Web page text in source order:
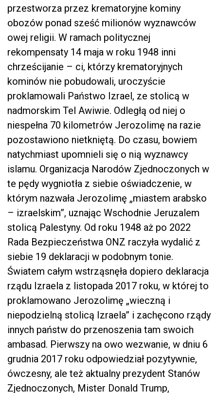
przestworza przez krematoryjne kominy
obozów ponad sześć milionów wyznawców
owej religii. W ramach politycznej
rekompensaty 14 maja w roku 1948 inni
chrześcijanie – ci, którzy krematoryjnych
kominów nie pobudowali, uroczyście
proklamowali Państwo Izrael, ze stolicą w
nadmorskim Tel Awiwie. Odległą od niej o
niespełna 70 kilometrów Jerozolimę na razie
pozostawiono nietkniętą. Do czasu, bowiem
natychmiast upomnieli się o nią wyznawcy
islamu. Organizacja Narodów Zjednoczonych w
te pędy wygniotła z siebie oświadczenie, w
którym nazwała Jerozolimę „miastem arabsko
– izraelskim”, uznając Wschodnie Jeruzalem
stolicą Palestyny. Od roku 1948 aż po 2022
Rada Bezpieczeństwa ONZ raczyła wydalić z
siebie 19 deklaracji w podobnym tonie.
Światem całym wstrząsnęła dopiero deklaracja
rządu Izraela z listopada 2017 roku, w której to
proklamowano Jerozolimę „wieczną i
niepodzielną stolicą Izraela” i zachęcono rządy
innych państw do przenoszenia tam swoich
ambasad. Pierwszy na owo wezwanie, w dniu 6
grudnia 2017 roku odpowiedział pozytywnie,
ówczesny, ale też aktualny prezydent Stanów
Zjednoczonych, Mister Donald Trump,